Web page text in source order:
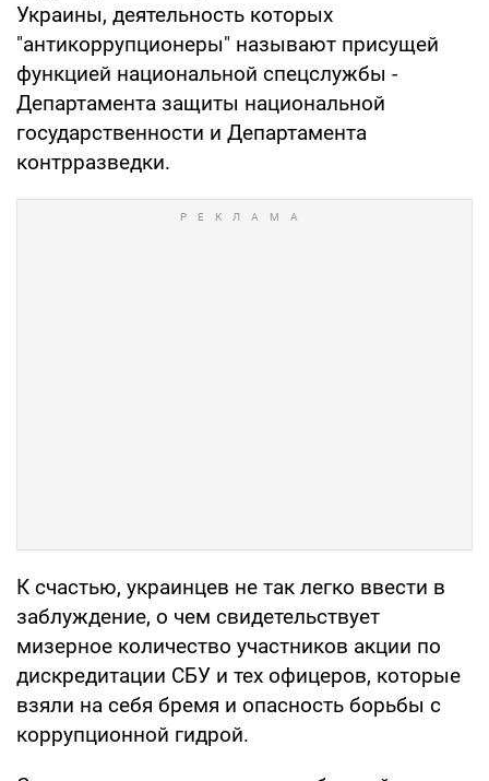
Украины, деятельность которых
"антикоррупционеры" называют присущей
функцией национальной спецслужбы -
Департамента защиты национальной
государственности и Департамента
контрразведки.
К счастью, украинцев не так легко ввести в
заблуждение, о чем свидетельствует
мизерное количество участников акции по
дискредитации СБУ и тех офицеров, которые
взяли на себя бремя и опасность борьбы с
коррупционной гидрой.